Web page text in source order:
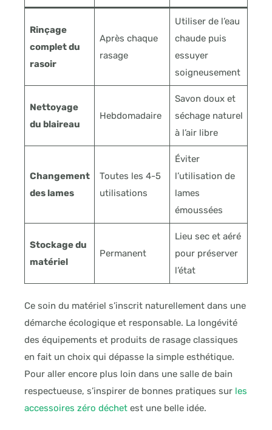
Rinçage
complet du
rasoir
Après chaque
rasage
Utiliser de l’eau
chaude puis
essuyer
soigneusement
Nettoyage
du blaireau
Hebdomadaire
Savon doux et
séchage naturel
à l’air libre
Changement
des lames
Toutes les 4-5
utilisations
Éviter
l’utilisation de
lames
émoussées
Stockage du
matériel
Permanent
Lieu sec et aéré
pour préserver
l’état
Ce soin du matériel s’inscrit naturellement dans une
démarche écologique et responsable. La longévité
des équipements et produits de rasage classiques
en fait un choix qui dépasse la simple esthétique.
Pour aller encore plus loin dans une salle de bain
respectueuse, s’inspirer de bonnes pratiques sur les
accessoires zéro déchet est une belle idée.